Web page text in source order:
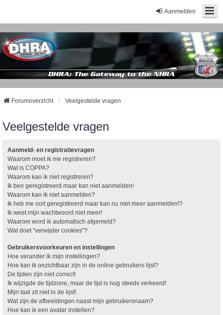
Aanmelden
Forumoverzicht Veelgestelde vragen
Veelgestelde vragen
Aanmeld- en registratievragen
Waarom moet ik me registreren?
Wat is COPPA?
Waarom kan ik niet registreren?
Ik ben geregistreerd maar kan niet aanmelden!
Waarom kan ik niet aanmelden?
Ik heb me ooit geregistreerd maar kan nu niet meer aanmelden!?
Ik weet mijn wachtwoord niet meer!
Waarom word ik automatisch afgemeld?
Wat doet "verwijder cookies"?
Gebruikersvoorkeuren en instellingen
Hoe verander ik mijn instellingen?
Hoe kan ik onzichtbaar zijn in de online gebruikers lijst?
De tijden zijn niet correct!
Ik wijzigde de tijdzone, maar de tijd is nog steeds verkeerd!
Mijn taal zit niet in de lijst!
Wat zijn de afbeeldingen naast mijn gebruikersnaam?
Hoe kan ik een avatar instellen?